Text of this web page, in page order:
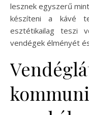
lesznek egyszerű
készíteni a kávé
esztétikailag teszi
vendégek élményét